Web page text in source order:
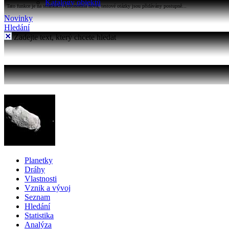
Katalogy objektů
Tato funkce je na stránkách Astronomia nová, testové otázky jsou přidávány postupně...
Novinky
Hledání
Zadejte text, který chcete hledat
Planetky
Dráhy
Vlastnosti
Vznik a vývoj
Seznam
Hledání
Statistika
Analýza